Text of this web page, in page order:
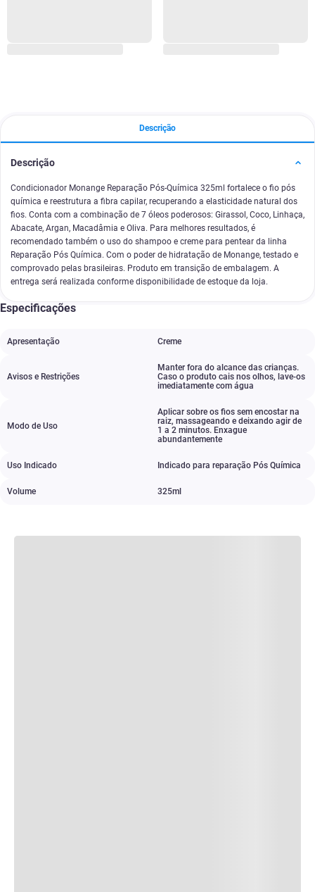
Descrição
Descrição
Condicionador Monange Reparação Pós-Química 325ml fortalece o fio pós
química e reestrutura a fibra capilar, recuperando a elasticidade natural dos
fios. Conta com a combinação de 7 óleos poderosos: Girassol, Coco, Linhaça,
Abacate, Argan, Macadâmia e Oliva. Para melhores resultados, é
recomendado também o uso do shampoo e creme para pentear da linha
Reparação Pós Química. Com o poder de hidratação de Monange, testado e
comprovado pelas brasileiras. Produto em transição de embalagem. A
entrega será realizada conforme disponibilidade de estoque da loja.
Especificações
Apresentação Creme
Avisos e Restrições
Manter fora do alcance das crianças.
Caso o produto cais nos olhos, lave-os
imediatamente com água
Modo de Uso
Aplicar sobre os fios sem encostar na
raiz, massageando e deixando agir de
1 a 2 minutos. Enxague
abundantemente
Uso Indicado Indicado para reparação Pós Química
Volume 325ml